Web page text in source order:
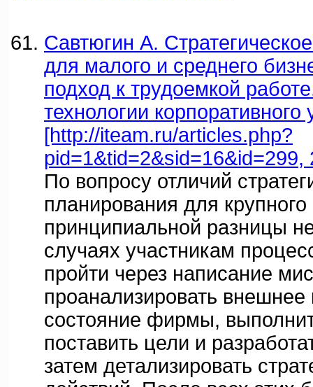
Савтюгин А.
для малого и среднего
подход к трудоемкой
технологии корпоративного
[http://iteam.ru/articles.php?
pid=1&tid=2&sid=16&id=299,
По вопросу отличий
планирования для
принципиальной разницы
случаях участникам
пройти через написание
проанализировать внешнее
состояние фирмы,
поставить цели и
затем детализировать